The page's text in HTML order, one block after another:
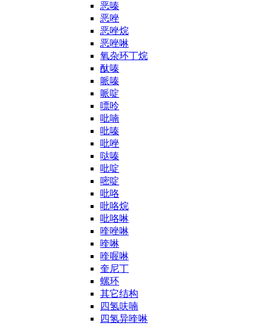
恶嗪
恶唑
恶唑烷
恶唑啉
氧杂环丁烷
酞嗪
哌嗪
哌啶
嘌呤
吡喃
吡嗪
吡唑
哒嗪
吡啶
嘧啶
吡咯
吡咯烷
吡咯啉
喹唑啉
喹啉
喹喔啉
奎尼丁
螺环
其它结构
四氢呋喃
四氢异喹啉